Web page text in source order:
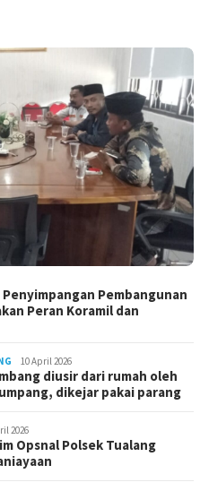
Pembangunan
Peran Koramil dan
10 April 2026
diusir dari rumah oleh
dikejar pakai parang
2026
Opsnal Polsek Tualang